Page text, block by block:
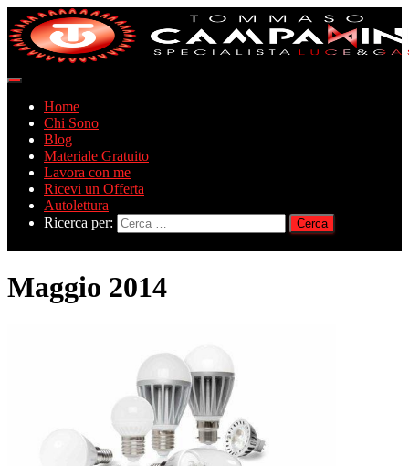
Navigazione
toggleHome
Chi Sono
Blog
Materiale Gratuito
Lavora con me
Ricevi un Offerta
Autolettura
Ricerca per:
Maggio 2014